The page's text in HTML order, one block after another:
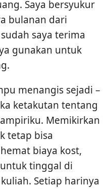
Saya bersyukur
bulanan dari
saya terima
gunakan untuk
menangis sejadi –
ketakutan tentang
Memikirkan
tetap bisa
biaya kost,
tinggal di
Setiap harinya